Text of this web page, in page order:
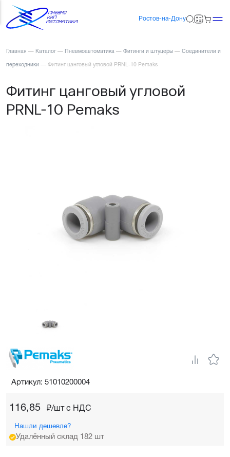
Ростов-на-Дону
Главная — Каталог — Пневмоавтоматика — Фитинги и штуцеры — Соединители и
переходники — Фитинг цанговый угловой PRNL-10 Pemaks
Фитинг цанговый угловой
PRNL-10 Pemaks
116,85 ₽/шт c НДС
Нашли дешевле?
Удалённый склад 182 шт
Артикул: 51010200004